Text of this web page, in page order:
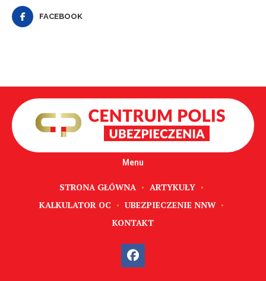
FACEBOOK
Menu
STRONA GŁÓWNA
ARTYKUŁY
KALKULATOR OC
UBEZPIECZENIE NNW
KONTAKT